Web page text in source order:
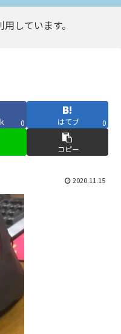
しています。
0 はてブ 0
コピー
2020.11.15